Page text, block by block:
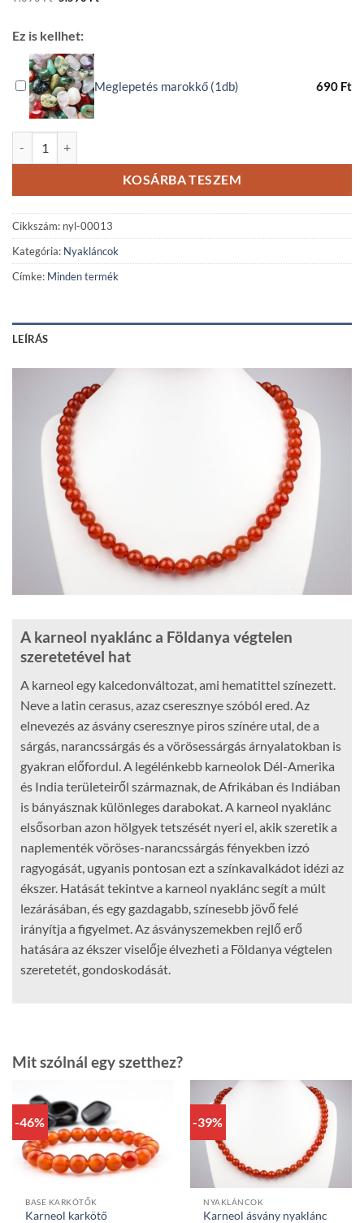
price price
Ez is kellhet:
Meglepetés marokkő (1db) 690 Ft
KOSÁRBA TESZEM
Cikkszám: nyl-00013
Kategória: Nyakláncok
Címke: Minden termék
LEÍRÁS
A karneol nyaklánc a Földanya végtelen
szeretetével hat
A karneol egy kalcedonváltozat, ami hematittel színezett.
Neve a latin cerasus, azaz cseresznye szóból ered. Az
elnevezés az ásvány cseresznye piros színére utal, de a
sárgás, narancssárgás és a vörösessárgás árnyalatokban is
gyakran előfordul. A legélénkebb karneolok Dél-Amerika
és India területeiről származnak, de Afrikában és Indiában
is bányásznak különleges darabokat. A karneol nyaklánc
elsősorban azon hölgyek tetszését nyeri el, akik szeretik a
naplementék vöröses-narancssárgás fényekben izzó
ragyogását, ugyanis pontosan ezt a színkavalkádot idézi az
ékszer. Hatását tekintve a karneol nyaklánc segít a múlt
lezárásában, és egy gazdagabb, színesebb jövő felé
irányítja a figyelmet. Az ásványszemekben rejlő erő
hatására az ékszer viselője élvezheti a Földanya végtelen
szeretetét, gondoskodását.
Mit szólnál egy szetthez?
-46%
BASE KARKÖTŐK
Karneol karkötő
-39%
NYAKLÁNCOK
Karneol ásvány nyaklánc